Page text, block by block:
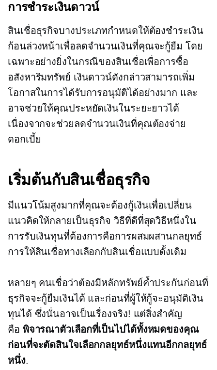
การชำระเงินดาวน์
สินเชื่อธุรกิจบางประเภทกำหนดให้ต้องชำระเงิน
ก้อนล่วงหน้าเพื่อลดจำนวนเงินที่คุณจะกู้ยืม โดย
เฉพาะอย่างยิ่งในกรณีของสินเชื่อเพื่อการซื้อ
อสังหาริมทรัพย์ เงินดาวน์ดังกล่าวสามารถเพิ่ม
โอกาสในการได้รับการอนุมัติได้อย่างมาก และ
อาจช่วยให้คุณประหยัดเงินในระยะยาวได้
เนื่องจากจะช่วยลดจำนวนเงินที่คุณต้องจ่าย
ดอกเบี้ย
เริ่มต้นกับสินเชื่อธุรกิจ
มีแนวโน้มสูงมากที่คุณจะต้องกู้เงินเพื่อเปลี่ยน
แนวคิดให้กลายเป็นธุรกิจ วิธีที่ดีที่สุดวิธีหนึ่งใน
การรับเงินทุนที่ต้องการคือการผสมผสานกลยุทธ์
การให้สินเชื่อทางเลือกกับสินเชื่อแบบดั้งเดิม
หลายๆ คนเชื่อว่าต้องมีหลักทรัพย์ค้ำประกันก่อนที่
ธุรกิจจะกู้ยืมเงินได้ และก่อนที่ผู้ให้กู้จะอนุมัติเงิน
ทุนได้ ซึ่งนั่นอาจเป็นเรื่องจริง! แต่สิ่งสำคัญ
คือ พิจารณาตัวเลือกที่เป็นไปได้ทั้งหมดของคุณ
ก่อนที่จะตัดสินใจเลือกกลยุทธ์หนึ่งแทนอีกกลยุทธ์
หนึ่ง.